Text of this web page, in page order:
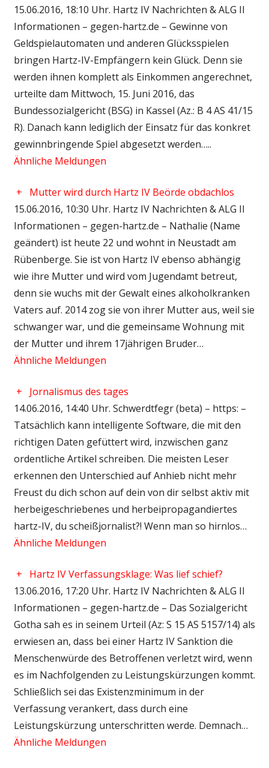
15.06.2016, 18:10 Uhr. Hartz IV Nachrichten & ALG II
Informationen – gegen-hartz.de – Gewinne von
Geldspielautomaten und anderen Glücksspielen
bringen Hartz-IV-Empfängern kein Glück. Denn sie
werden ihnen komplett als Einkommen angerechnet,
urteilte dam Mittwoch, 15. Juni 2016, das
Bundessozialgericht (BSG) in Kassel (Az.: B 4 AS 41/15
R). Danach kann lediglich der Einsatz für das konkret
gewinnbringende Spiel abgesetzt werden…..
Ähnliche Meldungen
+
Mutter wird durch Hartz IV Beörde obdachlos
15.06.2016, 10:30 Uhr. Hartz IV Nachrichten & ALG II
Informationen – gegen-hartz.de – Nathalie (Name
geändert) ist heute 22 und wohnt in Neustadt am
Rübenberge. Sie ist von Hartz IV ebenso abhängig
wie ihre Mutter und wird vom Jugendamt betreut,
denn sie wuchs mit der Gewalt eines alkoholkranken
Vaters auf. 2014 zog sie von ihrer Mutter aus, weil sie
schwanger war, und die gemeinsame Wohnung mit
der Mutter und ihrem 17jährigen Bruder…
Ähnliche Meldungen
+
Jornalismus des tages
14.06.2016, 14:40 Uhr. Schwerdtfegr (beta) – https: –
Tatsächlich kann intelligente Software, die mit den
richtigen Daten gefüttert wird, inzwischen ganz
ordentliche Artikel schreiben. Die meisten Leser
erkennen den Unterschied auf Anhieb nicht mehr
Freust du dich schon auf dein von dir selbst aktiv mit
herbeigeschriebenes und herbeipropagandiertes
hartz-IV, du scheißjornalist?! Wenn man so hirnlos…
Ähnliche Meldungen
+
Hartz IV Verfassungsklage: Was lief schief?
13.06.2016, 17:20 Uhr. Hartz IV Nachrichten & ALG II
Informationen – gegen-hartz.de – Das Sozialgericht
Gotha sah es in seinem Urteil (Az: S 15 AS 5157/14) als
erwiesen an, dass bei einer Hartz IV Sanktion die
Menschenwürde des Betroffenen verletzt wird, wenn
es im Nachfolgenden zu Leistungskürzungen kommt.
Schließlich sei das Existenzminimum in der
Verfassung verankert, dass durch eine
Leistungskürzung unterschritten werde. Demnach…
Ähnliche Meldungen